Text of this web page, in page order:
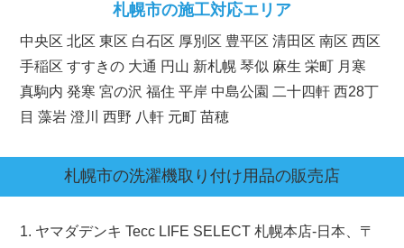
札幌市の施工対応エリア
中央区 北区 東区 白石区 厚別区 豊平区 清田区 南区 西区
手稲区 すすきの 大通 円山 新札幌 琴似 麻生 栄町 月寒
真駒内 発寒 宮の沢 福住 平岸 中島公園 二十四軒 西28丁
目 藻岩 澄川 西野 八軒 元町 苗穂
札幌市の洗濯機取り付け用品の販売店
1. ヤマダデンキ Tecc LIFE SELECT 札幌本店-日本、〒